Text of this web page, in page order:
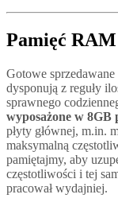
Pamięć RAM
Gotowe
dysponują z reguły
sprawnego
wyposażone w 8GB
płyty głównej, m.in.
maksymalną
pamiętajmy, aby
częstotliwości i tej
pracował wydajniej.